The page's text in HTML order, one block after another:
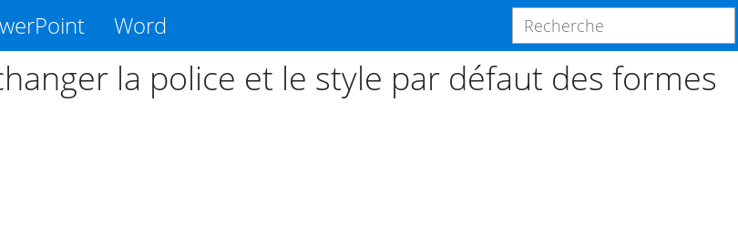
Word
la police et le style par défaut des formes